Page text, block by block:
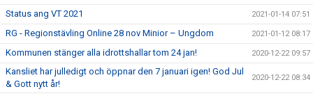
Status ang VT 2021 2021-01-14 07:51
RG - Regionstävling Online 28 nov Minior – Ungdom 2021-01-12 08:17
Kommunen stänger alla idrottshallar tom 24 jan! 2020-12-22 09:57
Kansliet har julledigt och öppnar den 7 januari igen! God Jul
& Gott nytt år!
2020-12-22 08:34